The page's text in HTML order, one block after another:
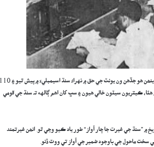
اھو 11 ڊسمبر 1954ع جو ڏکوئيندڙ ڏينھن ھو جڏھن سنڌ اسيمبليءَ پنھنجي تاريخ جو ڪارو باب لکيو. ھيءُ اھو ڏينھن ھو جڏھن ون يونٽ جي حق ۾
هئا، ڪيتريون سيٽون خالي هيون ۽ سڀ کان اهم ڳالهه تہ سنڌ جي قومي
۾ ”سنڌ جي غيرت جا چار آواز“ طور ياد ڪيو وڃي ٿو. انھن غيرتمند
سخت ماحول جي باوجود ضمير جي آواز تي ووٽ ڏنو.